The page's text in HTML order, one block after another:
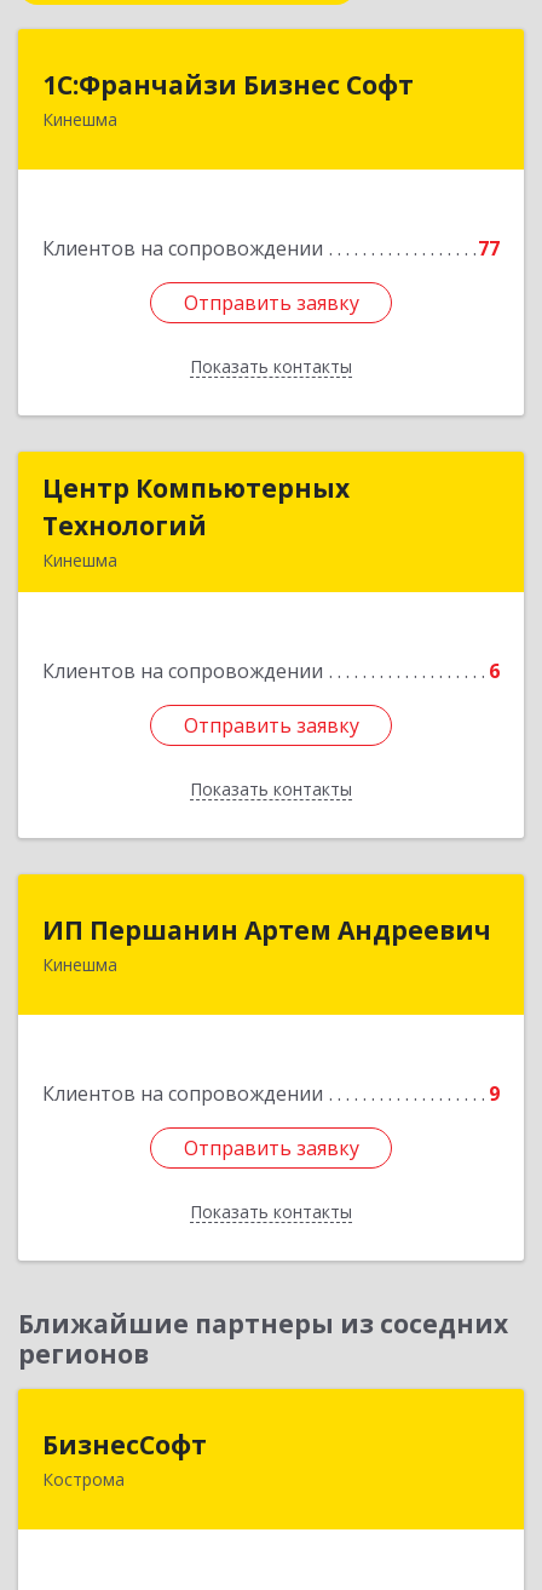
1С:Франчайзи Бизнес Софт
Кинешма
Клиентов на сопровождении 77
Отправить заявку
Показать контакты
1С:Франчайзи Бизнес Софт
155800, Ивановская обл, Кинешма г, Жуковская
Отправить заявку
Назад
Центр Компьютерных
Технологий
Кинешма
Клиентов на сопровождении 6
Отправить заявку
Показать контакты
Центр Компьютерных
Подробнее
Отправить заявку
Назад
ИП Першанин Артем Андреевич
Кинешма
Клиентов на сопровождении 9
Отправить заявку
Показать контакты
Отправить заявку
Назад
Ближайшие партнеры из соседних
регионов
БизнесСофт
Кострома